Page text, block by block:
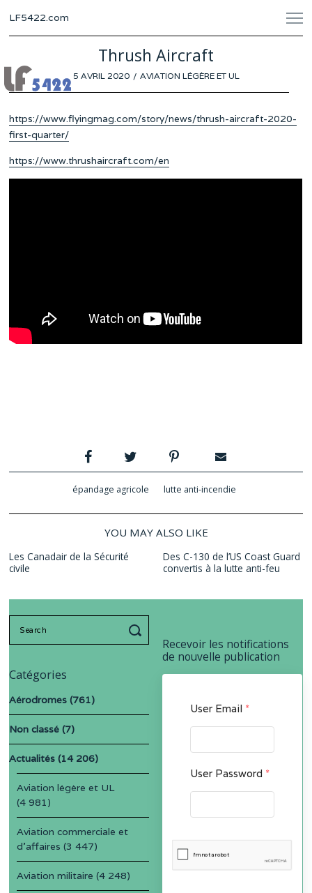
LF5422.com
Thrush Aircraft
POSTED
5 AVRIL 2020 AVIATION LÉGÈRE ET UL
https://www.flyingmag.com/story/news/thrush-aircraft-2020-
first-quarter/
https://www.thrushaircraft.com/en
épandage agricole lutte anti-incendie
YOU MAY ALSO LIKE
Les Canadair de la Sécurité
civile
Des C-130 de l’US Coast Guard
convertis à la lutte anti-feu
Recevoir les notifications
de nouvelle publication
User Email *
User Password *
Catégories
Aérodromes (761)
Non classé (7)
Actualités (14 206)
Aviation légère et UL
(4 981)
Aviation commerciale et
d'affaires (3 447)
Aviation militaire (4 248)